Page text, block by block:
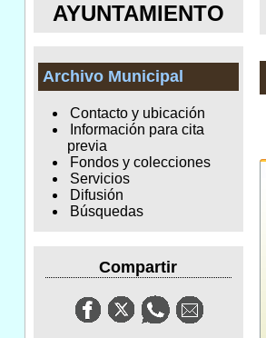
AYUNTAMIENTO
Archivo Municipal
Contacto y ubicación
Información para cita
previa
Fondos y colecciones
Servicios
Difusión
Búsquedas
Compartir